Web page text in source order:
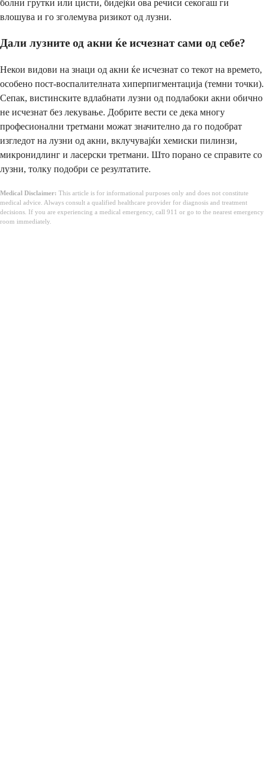
болни грутки или цисти, бидејќи ова речиси секогаш ги
влошува и го зголемува ризикот од лузни.
Дали лузните од акни ќе исчезнат сами од себе?
Некои видови на знаци од акни ќе исчезнат со текот на времето,
особено пост-воспалителната хиперпигментација (темни точки).
Сепак, вистинските вдлабнати лузни од подлабоки акни обично
не исчезнат без лекување. Добрите вести се дека многу
професионални третмани можат значително да го подобрат
изгледот на лузни од акни, вклучувајќи хемиски пилинзи,
микронидлинг и ласерски третмани. Што порано се справите со
лузни, толку подобри се резултатите.
Medical Disclaimer: This article is for informational purposes only and does not constitute
medical advice. Always consult a qualified healthcare provider for diagnosis and treatment
decisions. If you are experiencing a medical emergency, call 911 or go to the nearest emergency
room immediately.